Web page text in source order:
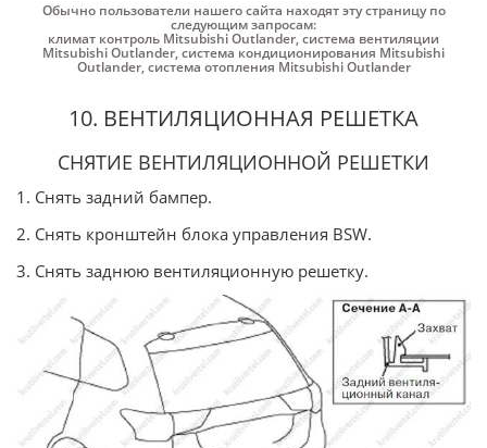
Обычно пользователи нашего сайта находят эту страницу по
следующим запросам:
климат контроль Mitsubishi Outlander,система вентиляции
Mitsubishi Outlander,система кондиционирования Mitsubishi
Outlander,система отопления Mitsubishi Outlander
10. ВЕНТИЛЯЦИОННАЯ РЕШЕТКА
СНЯТИЕ ВЕНТИЛЯЦИОННОЙ РЕШЕТКИ
1. Снять задний бампер.
2. Снять кронштейн блока управления BSW.
3. Снять заднюю вентиляционную решетку.